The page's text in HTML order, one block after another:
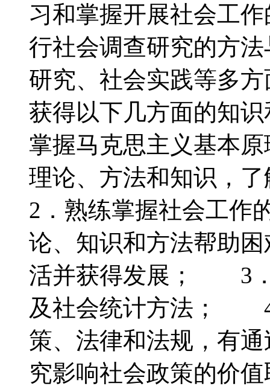
习和掌握开展社会工
行社会调查研究的方
研究、社会实践等多
获得以下几方面的知
掌握马克思主义基本
理论、方法和知识
2．熟练掌握社会工作
论、知识和方法帮助
活并获得发展； 3．
及社会统计方法； 4
策、法律和法规，有
究影响社会政策的价